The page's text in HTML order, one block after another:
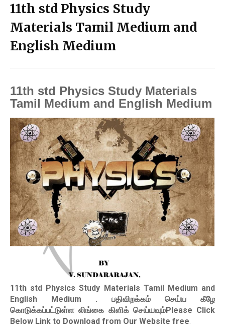
11th std Physics Study
Materials Tamil Medium and
English Medium
11th std Physics Study Materials
Tamil Medium and English Medium
11th std Physics Study Materials Tamil Medium and
English Medium . பதிவிறக்கம் செய்ய கீழே
கொடுக்கப்பட்டுள்ள லிங்கை கிளிக் செய்யவும்Please Click
Below Link to Download from Our Website free